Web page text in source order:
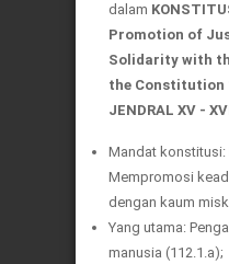
dalam
Promotion of
Solidarity with
the Constitution
JENDRAL XV -
Mandat konstitusi:
Mempromosi
dengan kaum
Yang utama:
manusia (112.1.a);